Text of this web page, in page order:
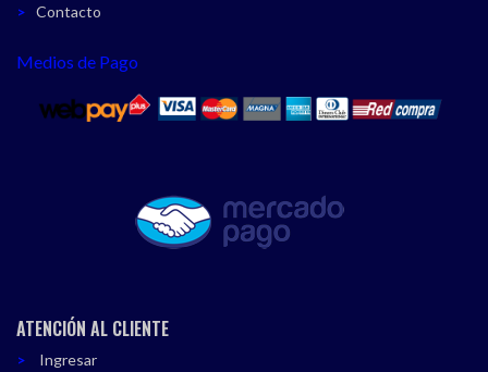
Contacto
Medios de Pago
ATENCIÓN AL CLIENTE
Ingresar